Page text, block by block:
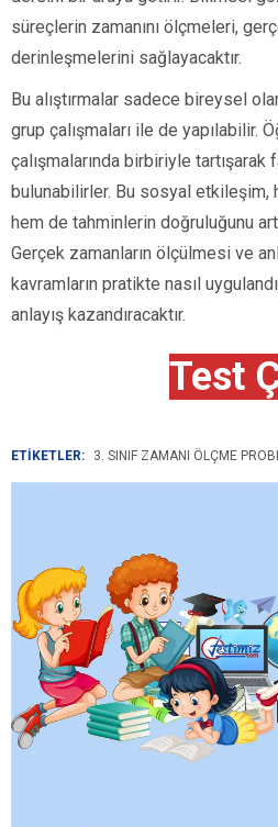
süreçlerin zamanını ölçmeleri,
derinleşmelerini sağlayacaktır.
Bu alıştırmalar sadece bireysel
grup çalışmaları ile de yapılabilir.
çalışmalarında birbiriyle tartışarak
bulunabilirler. Bu sosyal etkileşim,
hem de tahminlerin doğruluğunu
Gerçek zamanların ölçülmesi ve
kavramların pratikte nasıl
anlayış kazandıracaktır.
Test
ETİKETLER: 3. SINIF ZAMANI ÖLÇME